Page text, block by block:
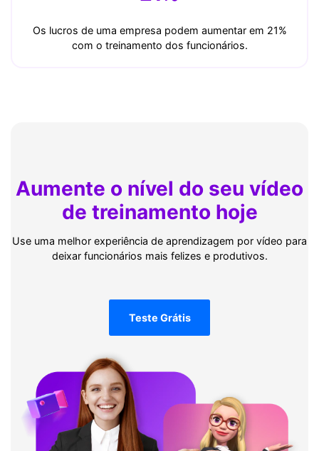
Os lucros de uma empresa podem aumentar em 21%
com o treinamento dos funcionários.
Aumente o nível do seu vídeo
de treinamento hoje
Use uma melhor experiência de aprendizagem por vídeo para
deixar funcionários mais felizes e produtivos.
Teste Grátis